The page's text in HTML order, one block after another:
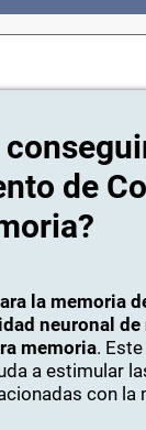
de
la memoria
neuronal
memoria.
a estimular
con la